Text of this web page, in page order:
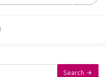
Search